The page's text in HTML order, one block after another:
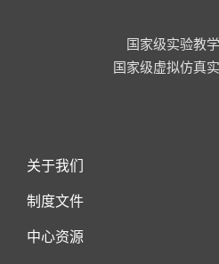
国家级实验教
国家级虚拟仿真
关于我们
制度文件
中心资源